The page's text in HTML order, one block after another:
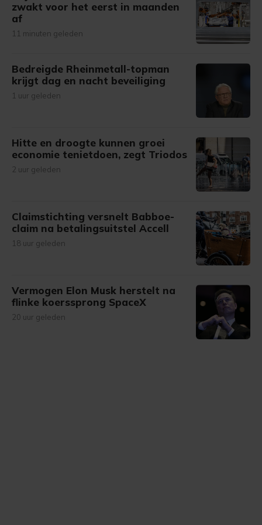
zwakt voor het eerst in maanden
af
11 minuten geleden
Bedreigde Rheinmetall-topman
krijgt dag en nacht beveiliging
1 uur geleden
Hitte en droogte kunnen groei
economie tenietdoen, zegt Triodos
2 uur geleden
Claimstichting versnelt Babboe-
claim na betalingsuitstel Accell
18 uur geleden
Vermogen Elon Musk herstelt na
flinke koerssprong SpaceX
20 uur geleden